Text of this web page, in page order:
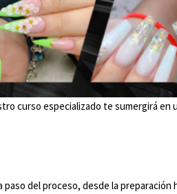
curso especializado te sumergirá en
del proceso, desde la preparación